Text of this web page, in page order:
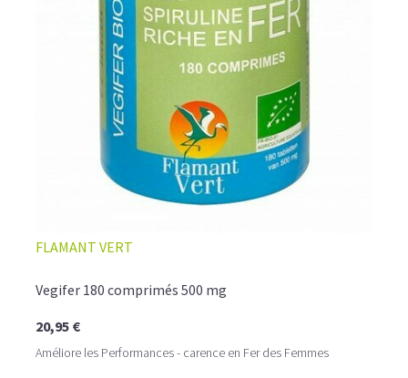
FLAMANT VERT
Vegifer 180 comprimés 500 mg
20,95 €
Améliore les Performances - carence en Fer des Femmes